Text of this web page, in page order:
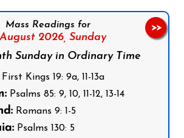
Mass Readings for
2026, Sunday
Sunday in Ordinary Time
First Kings 19: 9a, 11-13a
Psalms 85: 9, 10, 11-12, 13-14
Romans 9: 1-5
Psalms 130: 5
>>